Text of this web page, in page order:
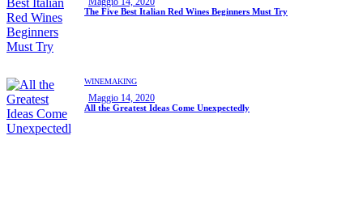
The Five Best Italian Red Wines Beginners Must Try
WINEMAKING
Maggio 14, 2020
All the Greatest Ideas Come Unexpectedly